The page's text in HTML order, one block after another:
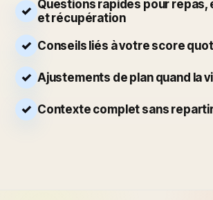
Questions rapides pour repas,
et récupération
Conseils liés à votre score
Ajustements de plan quand la
Contexte complet sans